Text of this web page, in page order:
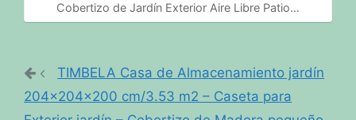
Cobertizo de Jardín Exterior Aire Libre Patio…
TIMBELA Casa de Almacenamiento jardín
204x204x200 cm/3.53 m2 – Caseta para